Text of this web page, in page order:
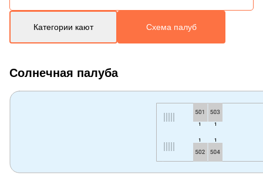
Категории кают Схема палуб
Солнечная палуба